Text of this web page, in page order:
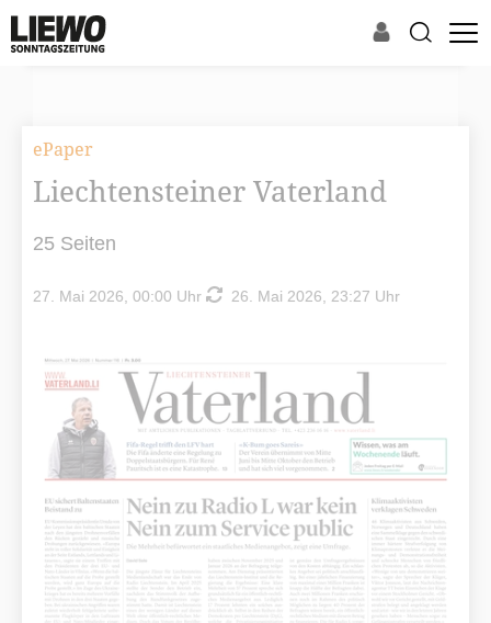
ePaper
Liechtensteiner Vaterland
25 Seiten
27. Mai 2026, 00:00 Uhr 26. Mai 2026, 23:27 Uhr